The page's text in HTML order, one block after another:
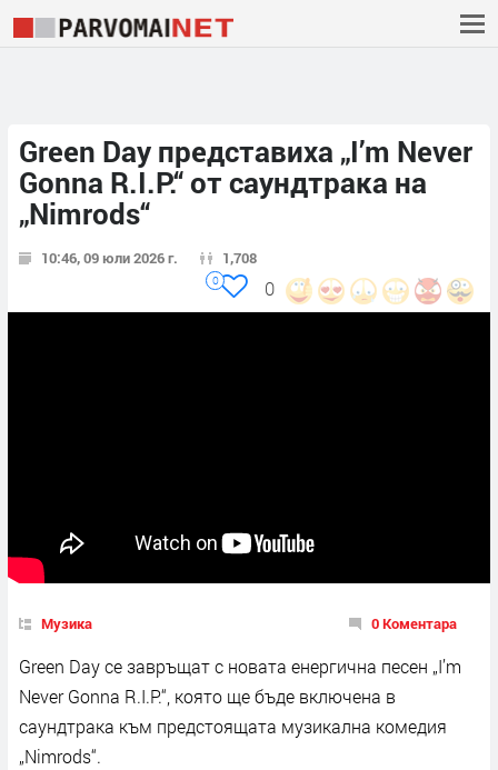
Green Day представиха „I’m Never
Gonna R.I.P.“ от саундтрака на
„Nimrods“
10:46, 09 юли 2026 г. 1,708
0
0
Музика 0 Коментара
Green Day се завръщат с новата енергична песен „I’m
Never Gonna R.I.P.“, която ще бъде включена в
саундтрака към предстоящата музикална комедия
„Nimrods“.